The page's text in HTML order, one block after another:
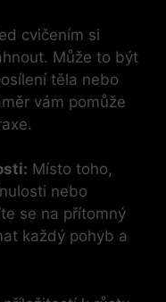
cvičením si
Může to být
těla nebo
vám pomůže
Místo toho,
nebo
se na přítomný
každý pohyb a